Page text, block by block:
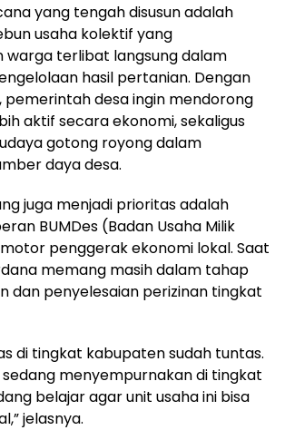
yang tengah disusun adalah
usaha kolektif yang
warga terlibat langsung dalam
hasil pertanian. Dengan
pemerintah desa ingin mendorong
aktif secara ekonomi, sekaligus
gotong royong dalam
daya desa.
juga menjadi prioritas adalah
BUMDes (Badan Usaha Milik
penggerak ekonomi lokal. Saat
memang masih dalam tahap
dan penyelesaian perizinan tingkat
di tingkat kabupaten sudah tuntas.
menyempurnakan di tingkat
belajar agar unit usaha ini bisa
jelasnya.